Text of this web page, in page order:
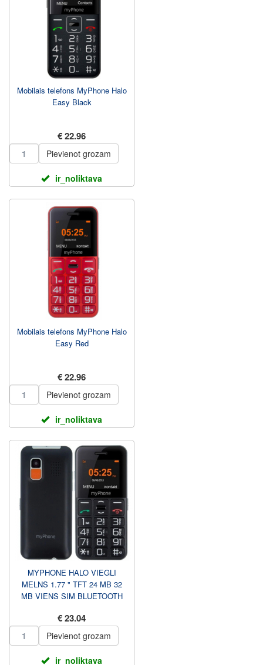
Mobilais telefons MyPhone Halo
Easy Black
€ 22.96
Pievienot grozam
ir_noliktava
Mobilais telefons MyPhone Halo
Easy Red
€ 22.96
Pievienot grozam
ir_noliktava
MYPHONE HALO VIEGLI
MELNS 1.77 " TFT 24 MB 32
MB VIENS SIM BLUETOOTH
IZŠĶIRTSPĒJA 0...
€ 23.04
Pievienot grozam
ir_noliktava